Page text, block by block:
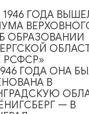
по
1946 ГОДА
ОБРАЗОВАНИИ
РСФСР»
ГОДА ОНА
В
— В